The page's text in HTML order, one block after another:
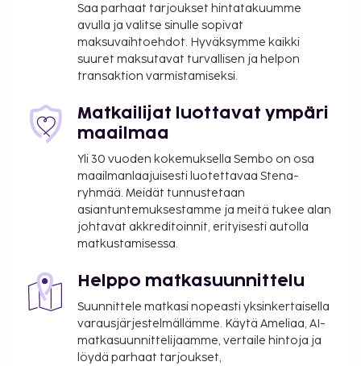
Palveluihin kuuluu ilmainen pysäköinti. Hyödynnä
kuntokeskus ja terassi. Tämän hotellin palveluihin
kuuluu muun muassa ilmainen langaton
internetyhteys, lahjatavaraliikkeitä/lehtikioskeja ja
televisio yleisissä tiloissa. Nauti ruoista hotellin
ravintolassa nimeltä Bistro North, joka on yksi
majoituspaikan 2 ravintolasta. Tämän ravintolan
erikoisuuksiin kuuluu skandinaavinen keittiö.
Palveluihin kuuluu myös huonepalvelu (rajoitettuina
aikoina) ja kahvila. Päätä päiväsi nauttimalla
muutama drinkki baarissa. Ilmainen täysi aamiainen
tarjoillaan arkipäivisin klo 6.00–9.30 ja
viikonloppuisin klo 8.00–10.30.
saatavuudesta): 200 SEK
Myöhäinen uloskirjautuminen (riippuu
saatavuudesta): 200 SEK
Vauvansänky: 100.0 SEK per yö
Lisävuode: 200.0 SEK per yö
Saa parhaat tarjoukset hintatakuumme
avulla ja valitse sinulle sopivat
maksuvaihtoehdot. Hyväksymme kaikki
suuret maksutavat turvallisen ja helpon
transaktion varmistamiseksi.
Matkailijat luottavat ympäri
maailmaa
Yli 30 vuoden kokemuksella Sembo on osa
maailmanlaajuisesti luotettavaa Stena-
ryhmää. Meidät tunnustetaan
asiantuntemuksestamme ja meitä tukee alan
johtavat akkreditoinnit, erityisesti autolla
matkustamisessa.
Helppo matkasuunnittelu
Suunnittele matkasi nopeasti yksinkertaisella
varausjärjestelmällämme. Käytä Ameliaa, AI-
matkasuunnittelijaamme, vertaile hintoja ja
löydä parhaat tarjoukset,